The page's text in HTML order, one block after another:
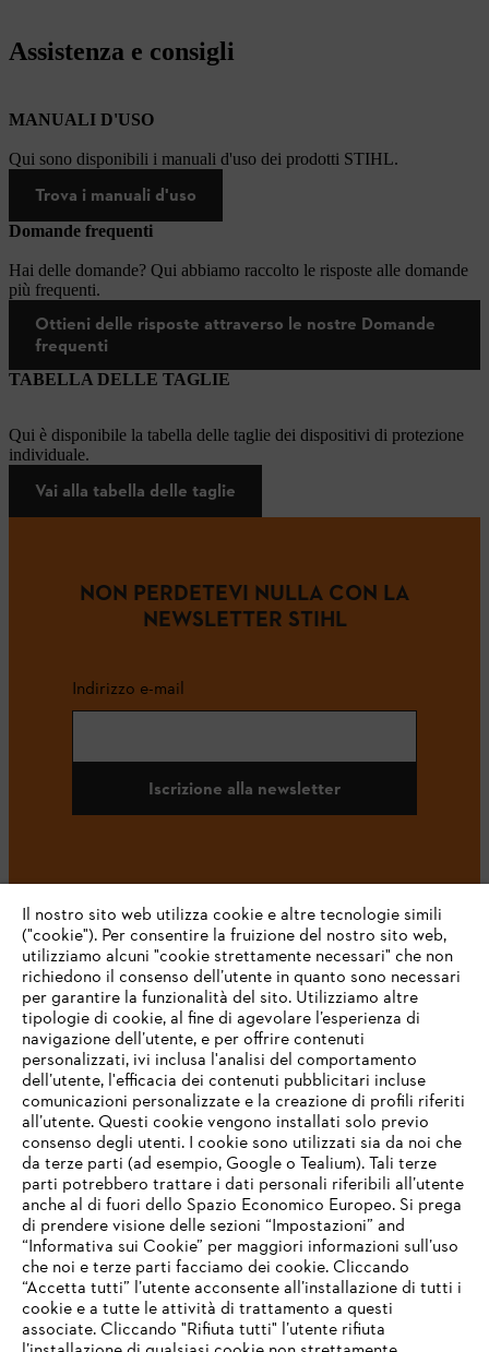
Assistenza e consigli
MANUALI D'USO
Qui sono disponibili i manuali d'uso dei prodotti STIHL.
Trova i manuali d'uso
Domande frequenti
Hai delle domande? Qui abbiamo raccolto le risposte alle domande
più frequenti.
Ottieni delle risposte attraverso le nostre Domande
frequenti
TABELLA DELLE TAGLIE
Qui è disponibile la tabella delle taglie dei dispositivi di protezione
individuale.
Vai alla tabella delle taglie
NON PERDETEVI NULLA CON LA
NEWSLETTER STIHL
Indirizzo e-mail
Iscrizione alla newsletter
#STIHL
L’azienda
STIHL FAQ
Service
IHR BROWSER WIRD NICHT
UNTERSTÜTZT
Il nostro sito web utilizza cookie e altre tecnologie simili
("cookie"). Per consentire la fruizione del nostro sito web,
utilizziamo alcuni "cookie strettamente necessari" che non
richiedono il consenso dell’utente in quanto sono necessari
per garantire la funzionalità del sito. Utilizziamo altre
tipologie di cookie, al fine di agevolare l’esperienza di
navigazione dell’utente, e per offrire contenuti
personalizzati, ivi inclusa l'analisi del comportamento
dell’utente, l'efficacia dei contenuti pubblicitari incluse
comunicazioni personalizzate e la creazione di profili riferiti
all’utente. Questi cookie vengono installati solo previo
consenso degli utenti. I cookie sono utilizzati sia da noi che
da terze parti (ad esempio, Google o Tealium). Tali terze
parti potrebbero trattare i dati personali riferibili all’utente
anche al di fuori dello Spazio Economico Europeo. Si prega
di prendere visione delle sezioni “Impostazioni” and
“Informativa sui Cookie” per maggiori informazioni sull’uso
che noi e terze parti facciamo dei cookie. Cliccando
“Accetta tutti” l’utente acconsente all’installazione di tutti i
cookie e a tutte le attività di trattamento a questi
associate. Cliccando "Rifiuta tutti" l’utente rifiuta